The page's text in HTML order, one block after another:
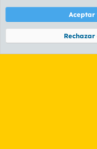
Términos y
Community platform by XenForo®
Aceptar